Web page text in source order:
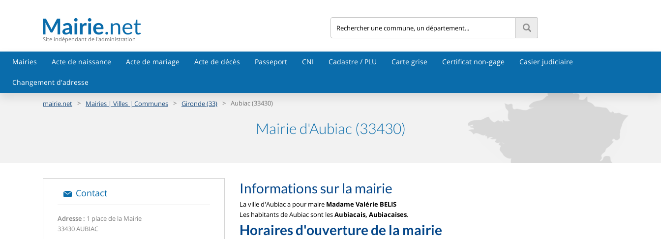
Site indépendant de l'administration
Mairies Acte de naissance Acte de mariage Acte de décès Passeport CNI Cadastre / PLU Carte grise Certificat non-gage Casier judiciaire
Changement d'adresse
mairie.net > Mairies | Villes | Communes > Gironde (33) > Aubiac (33430)
Mairie d'Aubiac (33430)
Contact
Adresse : 1 place de la Mairie
33430 AUBIAC
Informations sur la mairie
La ville d'Aubiac a pour maire Madame Valérie BELIS
Les habitants de Aubiac sont lesAubiacais, Aubiacaises.
Horaires d'ouverture de la mairie